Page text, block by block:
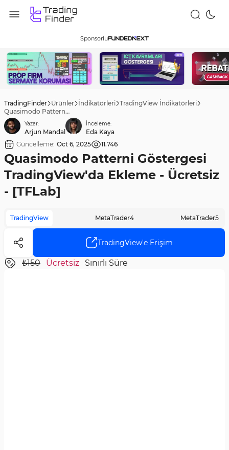
Sponsorlu
TradingFinder Ürünler İndikatörleri TradingView İndikatörleri
Quasimodo Patterni Göstergesi TradingView'da Ekleme - Ücretsiz - [TFLab]
Yazar:
Arjun Mandal
İnceleme:
Eda Kaya
Güncelleme: Oct 6, 2025 11.746
Quasimodo Patterni Göstergesi
TradingView'da Ekleme - Ücretsiz
- [TFLab]
TradingView MetaTrader4 MetaTrader5
TradingView'e Erişim
₺150 Ücretsiz Sınırlı Süre